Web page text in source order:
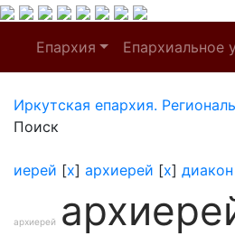
Епархия Епархиальное
Иркутская епархия.
Поиск
иерей [x] архиерей [x] диакон
архиерей